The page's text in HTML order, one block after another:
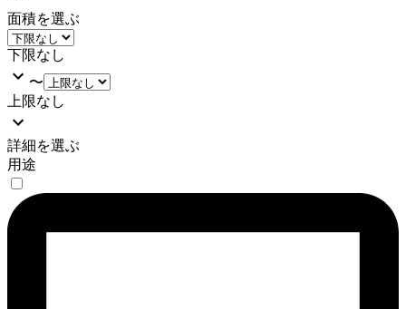
面積を選ぶ
下限なし
〜
上限なし
詳細を選ぶ
用途